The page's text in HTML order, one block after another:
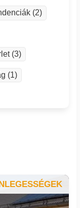
(2)
(3)
(1)